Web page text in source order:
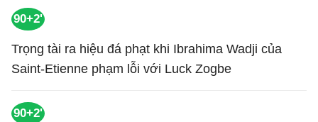
90+2'
Trọng tài ra hiệu đá phạt khi Ibrahima Wadji của
Saint-Etienne phạm lỗi với Luck Zogbe
90+2'